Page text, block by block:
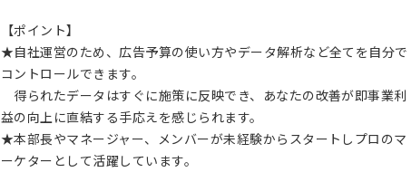
【ポイント】
★自社運営のため、広告予算の使い方やデータ解析など全てを自分で
コントロールできます。
得られたデータはすぐに施策に反映でき、あなたの改善が即事業利
益の向上に直結する手応えを感じられます。
★本部長やマネージャー、メンバーが未経験からスタートしプロのマ
ーケターとして活躍しています。